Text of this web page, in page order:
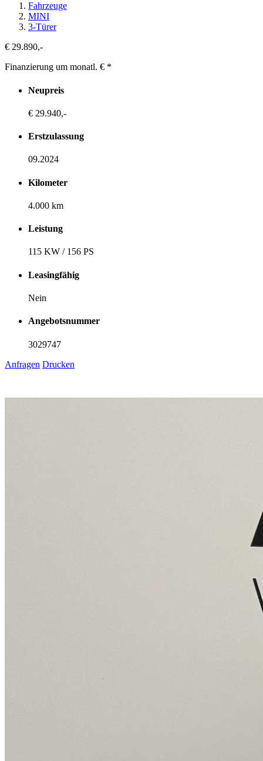
Fahrzeuge
MINI
3-Türer
€ 29.890,-
Finanzierung um monatl. € *
Neupreis
€ 29.940,-
Erstzulassung
09.2024
Kilometer
4.000 km
Leistung
115 KW / 156 PS
Leasingfähig
Nein
Angebotsnummer
3029747
Anfragen Drucken